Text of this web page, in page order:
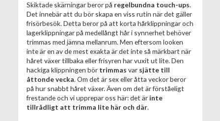
Skiktade skärningar beror på regelbundna touch-ups.
Det innebär att du bör skapa en viss rutin när det gäller
frisörbesök. Detta beror på att korta hårklippningar och
lagerklippningar på medellångt hår i synnerhet behöver
trimmas med jämna mellanrum. Men eftersom looken
inte är en av de mest exakta är det inte så märkbart när
håret växer tillbaka eller frisyren har vuxit ut lite. Den
hackiga klippningen bör trimmas var sjätte till
åttonde vecka. Om det är sex eller åtta veckor beror
på hur snabbt håret växer. Även om det är förståeligt
frestande och vi upprepar oss här: det är inte
tillrådligt att trimma lite här och där.